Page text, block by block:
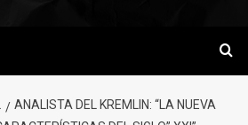
ANALISTA DEL KREMLIN: “LA NUEVA